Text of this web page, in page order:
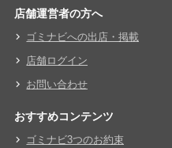
店舗運営者の方へ
ゴミナビへの出店・掲載
店舗ログイン
お問い合わせ
おすすめコンテンツ
ゴミナビ3つのお約束